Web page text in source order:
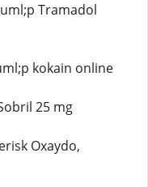
Tramadol
kokain online
25 mg
Oxaydo,